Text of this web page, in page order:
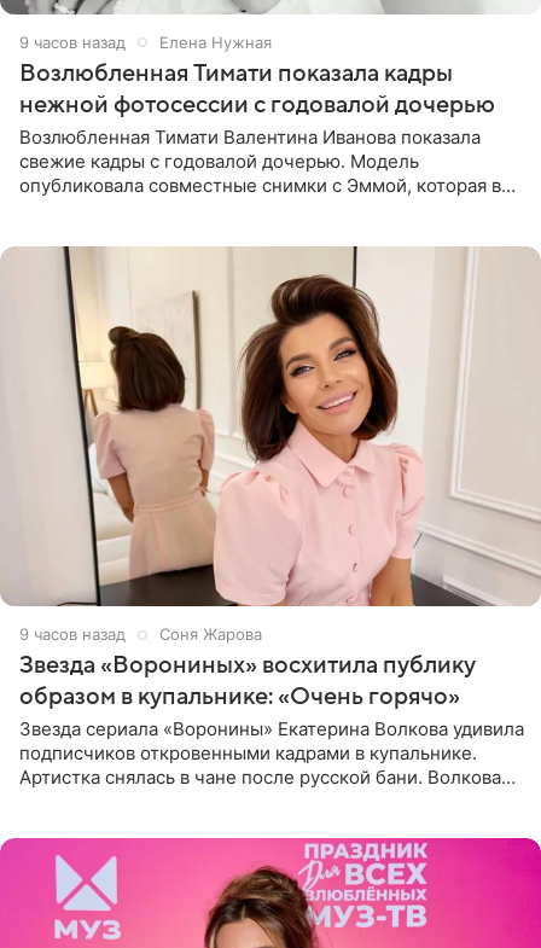
9 часов назад Елена Нужная
Возлюбленная Тимати показала кадры
нежной фотосессии с годовалой дочерью
Возлюбленная Тимати Валентина Иванова показала
свежие кадры с годовалой дочерью. Модель
опубликовала совместные снимки с Эммой, которая в
9 часов назад Соня Жарова
Звезда «Ворониных» восхитила публику
образом в купальнике: «Очень горячо»
Звезда сериала «Воронины» Екатерина Волкова удивила
подписчиков откровенными кадрами в купальнике.
Артистка снялась в чане после русской бани. Волкова